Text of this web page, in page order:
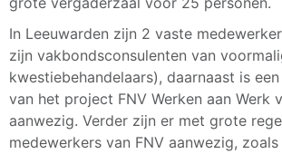
In Leeuwarden zijn 2 vaste
zijn vakbondsconsulenten van
kwestiebehandelaars), daarnaast is
van het project FNV Werken aan Werk
aanwezig. Verder zijn er met grote
medewerkers van FNV aanwezig,